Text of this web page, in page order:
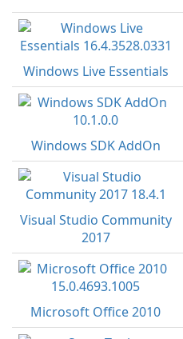
Windows Live Essentials
Windows SDK AddOn
Visual Studio Community
2017
Microsoft Office 2010